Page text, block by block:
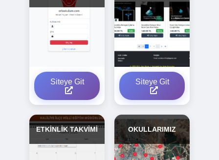
Siteye Git Siteye Git
ETKİNLİK TAKVİMİ OKULLARIMIZ